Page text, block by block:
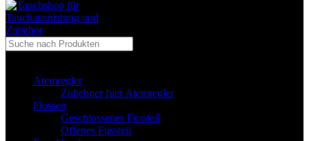
Atemregler
Zubehoer fuer Atemregler
Flossen
Geschlossenes Fussteil
Offenes Fussteil